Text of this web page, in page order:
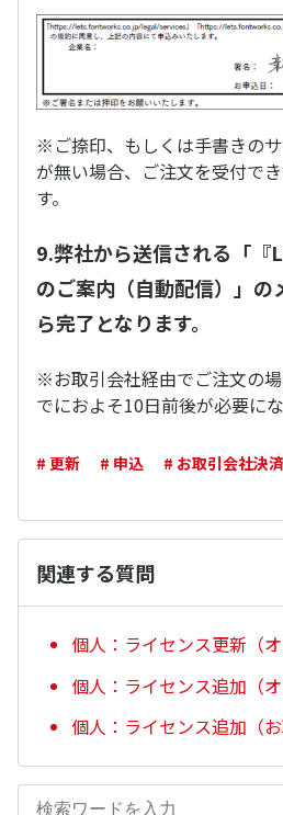
※ご捺印、もしくは手書きのサ
が無い場合、ご注文を受付で
す。
9.弊社から送信される「
のご案内（自動配信）」の
ら完了となります。
※お取引会社経由でご注文の
でにおよそ10日前後が必要にな
# 更新 # 申込 # お取引会社決済
関連する質問
個人：ライセンス更新（オ
個人：ライセンス追加（オ
個人：ライセンス追加（お